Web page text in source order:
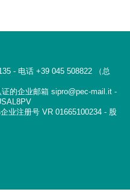
- 电话 +39 045 508822 （总
的企业邮箱 sipro@pec-mail.it -
业注册号 VR 01665100234 - 股